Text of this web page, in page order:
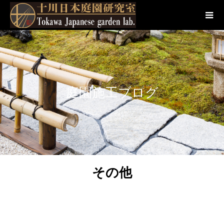
庭園施工ブログ
その他